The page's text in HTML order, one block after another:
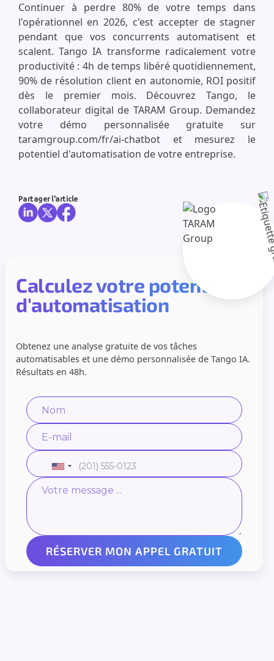
Calculez votre potentiel
d'automatisation
Obtenez une analyse gratuite de vos tâches
automatisables et une démo personnalisée de Tango IA.
Résultats en 48h.
Continuer à perdre 80% de votre temps dans
l'opérationnel en 2026, c'est accepter de stagner
pendant que vos concurrents automatisent et
scalent. Tango IA transforme radicalement votre
productivité : 4h de temps libéré quotidiennement,
90% de résolution client en autonomie, ROI positif
dès le premier mois. Découvrez Tango, le
collaborateur digital de TARAM Group. Demandez
votre démo personnalisée gratuite sur
taramgroup.com/fr/ai-chatbot et mesurez le
potentiel d'automatisation de votre entreprise.
Partager l'article